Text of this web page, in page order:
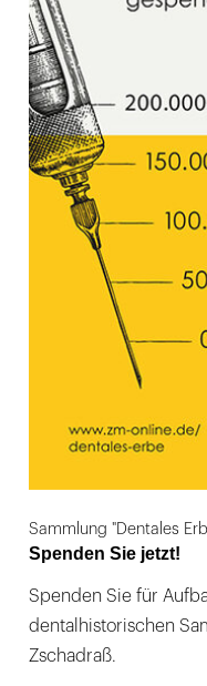
Sammlung "Dentales
Spenden Sie jetzt!
Spenden Sie für
dentalhistorischen
Zschadraß.